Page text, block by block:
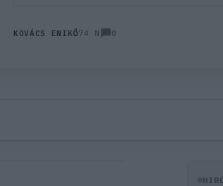
KOVÁCS ENIKŐ74 N 0